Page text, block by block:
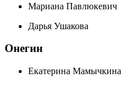
Мариана Павлюкевич
Дарья Ушакова
Онегин
Екатерина Мамычкина